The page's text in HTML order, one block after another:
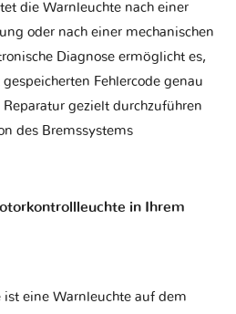
die Warnleuchte nach einer
oder nach einer mechanischen
Diagnose ermöglicht es,
Fehlercode genau
gezielt durchzuführen
des Bremssystems
in Ihrem
eine Warnleuchte auf dem